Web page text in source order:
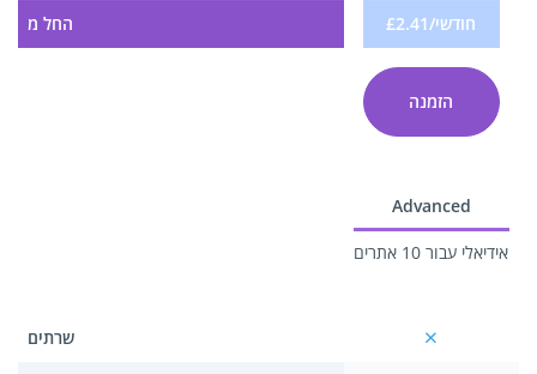
החל מ £2.41/חודשי
הזמנה
שרתים
Advanced
אידיאלי עבור 10 אתרים